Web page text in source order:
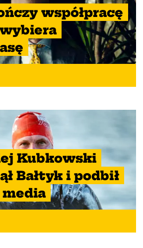
współpracę
Kubkowski
Bałtyk i podbił